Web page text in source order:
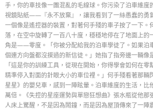
手，你的車技像一團混亂的毛線球。你污染了泊車維度
視鏡貼紙——『永不放棄』，讓我看到了一絲愚蠢的勇
一個像是遙控器的裝置，對著何手殘的車子按了一下。
落，在空中旋轉了一百八十度，穩穩地停在了地面上的
角是——零度。「你被分配給我的泊車學徒了。如果泊
個連方向盤都沒摸過的新信徒。」她指了指旁邊一輛像
「這是你的訓練工具，從現在開始，你得學會如何在
精準停入對面的針眼大小的車位裡。」何手殘看著那輛
星星》的嬰兒車，感到一陣眩暈。泊車維度的生活，比
萬倍。《失控的星座運勢與單戀狂想曲》張水瓶從他那
人床上驚醒，不是因為鬧鐘，而是因為屋頂傳來了一陣